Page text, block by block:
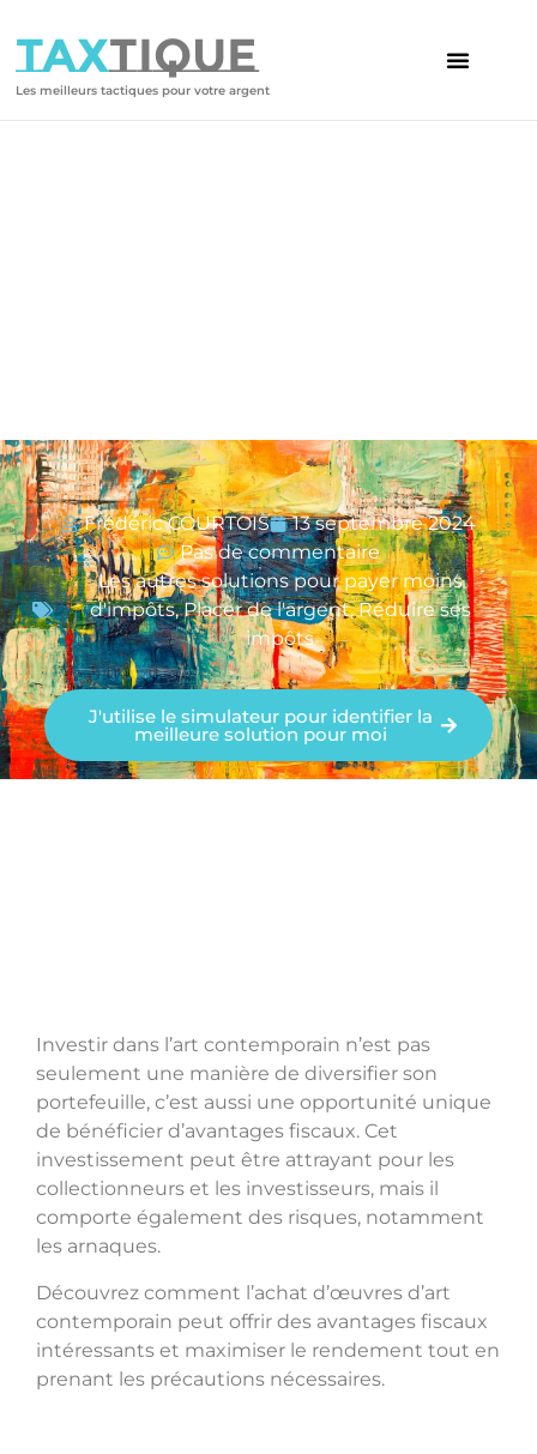
TAXTIQUE
Les meilleurs tactiques pour votre argent
Frédéric COURTOIS
13 septembre 2024
Pas de commentaire
Les autres solutions pour payer moins
d'impôts,Placer de l'argent,Réduire ses
impôts
J'utilise le simulateur pour identifier la
meilleure solution pour moi
Investir dans l’art contemporain n’est pas
seulement une manière de diversifier son
portefeuille, c’est aussi une opportunité unique
de bénéficier d’avantages fiscaux. Cet
investissement peut être attrayant pour les
collectionneurs et les investisseurs, mais il
comporte également des risques, notamment
les arnaques.
Découvrez comment l’achat d’œuvres d’art
contemporain peut offrir des avantages fiscaux
intéressants et maximiser le rendement tout en
prenant les précautions nécessaires.